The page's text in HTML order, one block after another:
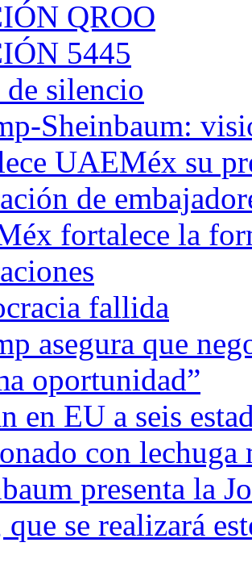
QROO
5445
de silencio
Sheinbaum:
UAEMéx su
de
fortalece la
fallida
asegura que
oportunidad”
en EU a seis
con lechuga
presenta la
que se realizará